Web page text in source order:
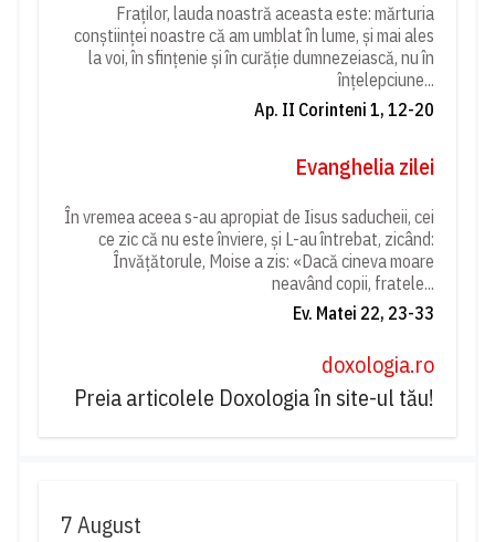
Fraților, lauda noastră aceasta este: mărturia
conștiinței noastre că am umblat în lume, și mai ales
la voi, în sfințenie și în curăție dumnezeiască, nu în
înțelepciune...
Ap. II Corinteni 1, 12-20
Evanghelia zilei
În vremea aceea s-au apropiat de Iisus saducheii, cei
ce zic că nu este înviere, și L-au întrebat, zicând:
Învățătorule, Moise a zis: «Dacă cineva moare
neavând copii, fratele...
Ev. Matei 22, 23-33
doxologia.ro
Preia articolele Doxologia în site-ul tău!
7 August